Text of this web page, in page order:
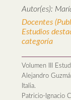
Autor(es):
Docentes
Estudios
categoría
Volumen III
Alejandro
Italia.
Patricio-Ignacio